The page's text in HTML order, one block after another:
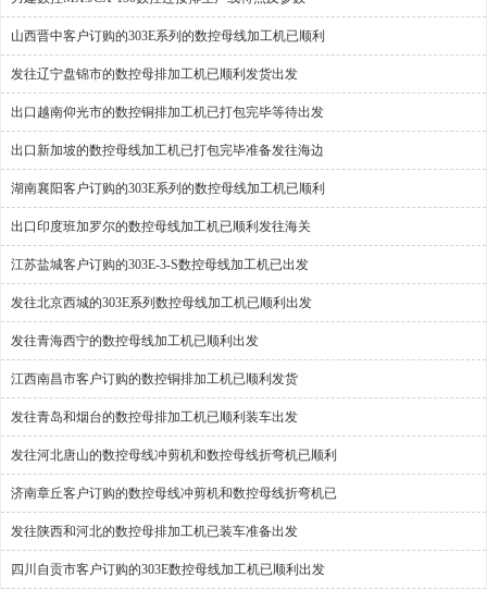
山西晋中客户订购的303E系列的数控母线加工机已顺利
发往辽宁盘锦市的数控母排加工机已顺利发货出发
出口越南仰光市的数控铜排加工机已打包完毕等待出发
出口新加坡的数控母线加工机已打包完毕准备发往海边
湖南襄阳客户订购的303E系列的数控母线加工机已顺利
出口印度班加罗尔的数控母线加工机已顺利发往海关
江苏盐城客户订购的303E-3-S数控母线加工机已出发
发往北京西城的303E系列数控母线加工机已顺利出发
发往青海西宁的数控母线加工机已顺利出发
江西南昌市客户订购的数控铜排加工机已顺利发货
发往青岛和烟台的数控母排加工机已顺利装车出发
发往河北唐山的数控母线冲剪机和数控母线折弯机已顺利
济南章丘客户订购的数控母线冲剪机和数控母线折弯机已
发往陕西和河北的数控母排加工机已装车准备出发
四川自贡市客户订购的303E数控母线加工机已顺利出发